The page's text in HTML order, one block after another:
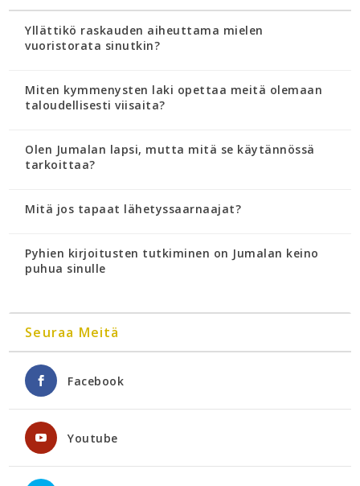
Yllättikö raskauden aiheuttama mielen
vuoristorata sinutkin?
Miten kymmenysten laki opettaa meitä olemaan
taloudellisesti viisaita?
Olen Jumalan lapsi, mutta mitä se käytännössä
tarkoittaa?
Mitä jos tapaat lähetyssaarnaajat?
Pyhien kirjoitusten tutkiminen on Jumalan keino
puhua sinulle
Seuraa Meitä
Facebook
Youtube